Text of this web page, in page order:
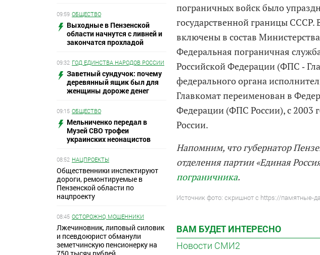
09:59 ОБЩЕСТВО
Выходные в Пензенской
области начнутся с ливней и
закончатся прохладой
09:32 ГОД ЕДИНСТВА НАРОДОВ РОССИИ
Заветный сундучок: почему
деревянный ящик был для
женщины дороже денег
09:15 ОБЩЕСТВО
Мельниченко передал в
Музей СВО трофеи
украинских неонацистов
08:52 НАЦПРОЕКТЫ
Общественники инспектируют
дороги, ремонтируемые в
Пензенской области по
нацпроекту
08:45 ОСТОРОЖНО, МОШЕННИКИ
Лжечиновник, липовый силовик
и псевдоюрист обманули
земетчинскую пенсионерку на
750 тысяч рублей
пограничных войск было
государственной границы СССР.
включены в состав
Федеральная пограничная
Российской Федерации (ФПС ‑
федерального органа
Главкомат переименован в
Федерации (ФПС России), с 2003
России.
Напомним, что губернатор
отделения партии «Единая
пограничника.
Источник фото: скришнот с https://памятные-
ВАМ БУДЕТ ИНТЕРЕСНО
Новости СМИ2